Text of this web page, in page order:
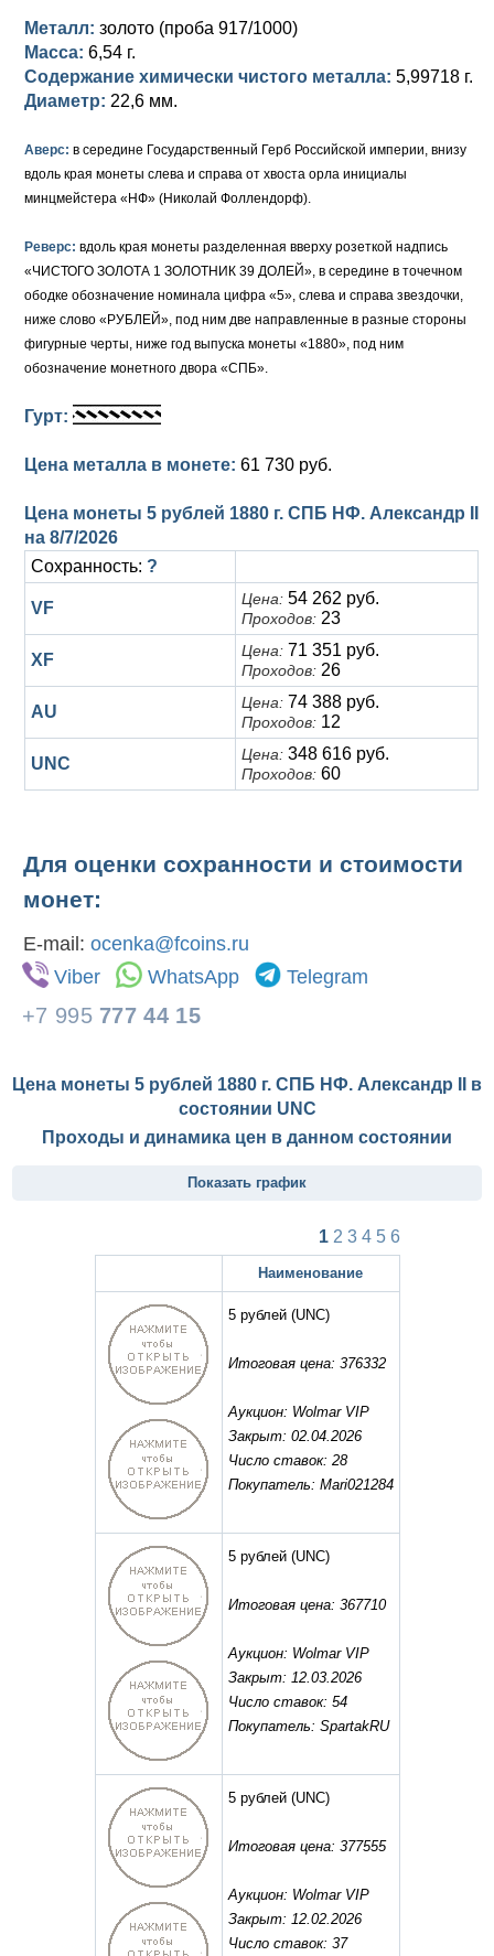
Русско-Польские
Для Польши
Для Грузии
Для Польши
Медь
Серебро
Медь
Для Молдавии и Валахии
Елизавета I (1741-1762)
Золото
Медь
Альбертусталер
Иоанн Антонович (1740-1741)
Петр II (1727-1730)
Золото
Серебро
Металл: золото (проба 917/1000)
Масса: 6,54 г.
Содержание химически чистого металла: 5,99718 г.
Диаметр: 22,6 мм.
Аверс: в середине Государственный Герб Российской империи, внизу
вдоль края монеты слева и справа от хвоста орла инициалы
минцмейстера «НФ» (Николай Фоллендорф).
Реверс: вдоль края монеты разделенная вверху розеткой надпись
«ЧИСТОГО ЗОЛОТА 1 ЗОЛОТНИК 39 ДОЛЕЙ», в середине в точечном
ободке обозначение номинала цифра «5», слева и справа звездочки,
ниже слово «РУБЛЕЙ», под ним две направленные в разные стороны
фигурные черты, ниже год выпуска монеты «1880», под ним
обозначение монетного двора «СПБ».
Гурт:
Цена металла в монете: 61 730 руб.
Цена монеты 5 рублей 1880 г. СПБ НФ. Александр II
на 8/7/2026
Сохранность: ?
VF Цена: 54 262 руб.
Проходов: 23
XF Цена: 71 351 руб.
Проходов: 26
AU Цена: 74 388 руб.
Проходов: 12
UNC Цена: 348 616 руб.
Проходов: 60
Для оценки сохранности и стоимости
монет:
E-mail: ocenka@fcoins.ru
Viber
WhatsApp Telegram
+7 995 777 44 15
Цена монеты 5 рублей 1880 г. СПБ НФ. Александр II в
состоянии UNC
Проходы и динамика цен в данном состоянии
Показать график
1 2 3 4 5 6
Наименование
5 рублей(UNC)
Итоговая цена: 376332
Аукцион: Wolmar VIP
Закрыт: 02.04.2026
Число ставок: 28
Покупатель: Mari021284
5 рублей(UNC)
Итоговая цена: 367710
Аукцион: Wolmar VIP
Закрыт: 12.03.2026
Число ставок: 54
Покупатель: SpartakRU
5 рублей(UNC)
Итоговая цена: 377555
Аукцион: Wolmar VIP
Закрыт: 12.02.2026
Число ставок: 37